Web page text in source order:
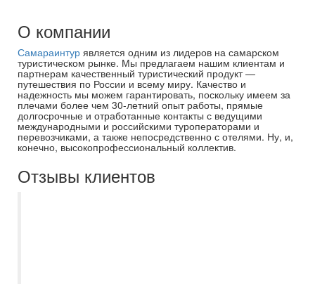
О компании
Самараинтур является одним из лидеров на самарском
туристическом рынке. Мы предлагаем нашим клиентам и
партнерам качественный туристический продукт —
путешествия по России и всему миру. Качество и
надежность мы можем гарантировать, поскольку имеем за
плечами более чем 30-летний опыт работы, прямые
долгосрочные и отработанные контакты с ведущими
международными и российскими туроператорами и
перевозчиками, а также непосредственно с отелями. Ну, и,
конечно, высокопрофессиональный коллектив.
Отзывы клиентов